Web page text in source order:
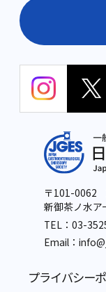
〒101-0062
新御茶ノ水ア
TEL：03-
Email：info
プライバシー